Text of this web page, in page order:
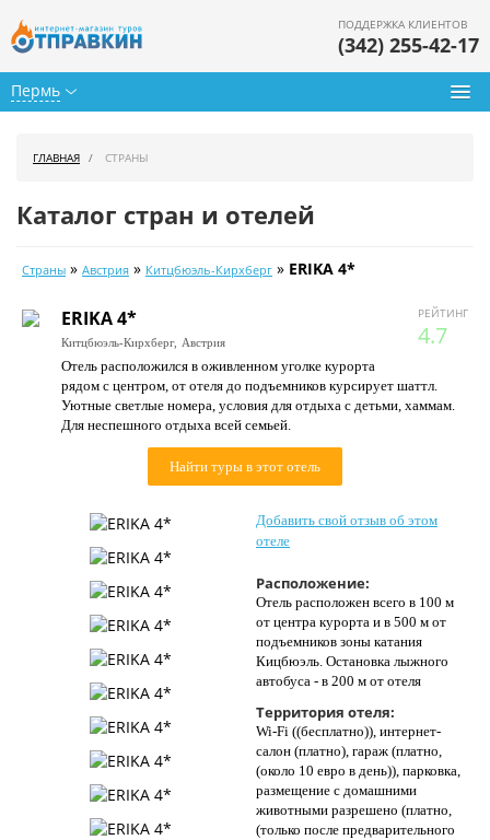
Пермь
ПОДДЕРЖКА КЛИЕНТОВ
(342) 255-42-17
Календарь туров
Цены дня
Страны
Как купить
Контакты
ГЛАВНАЯ СТРАНЫ
Каталог стран и отелей
Страны » Австрия » Китцбюэль-Кирхберг » ERIKA 4*
РЕЙТИНГ
4.7
ERIKA 4*
Китцбюэль-Кирхберг, Австрия
Отель расположился в оживленном уголке курорта
рядом с центром, от отеля до подъемников курсирует шаттл.
Уютные светлые номера, условия для отдыха с детьми, хаммам.
Для неспешного отдыха всей семьей.
Найти туры в этот отель
Добавить свой отзыв об этом
отеле
Расположение:
Отель расположен всего в 100 м
от центра курорта и в 500 м от
подъемников зоны катания
Кицбюэль. Остановка лыжного
автобуса - в 200 м от отеля
Территория отеля:
Wi-Fi ((бесплатно)), интернет-
салон (платно), гараж (платно,
(около 10 евро в день)), парковка,
размещение с домашними
животными разрешено (платно,
(только после предварительного